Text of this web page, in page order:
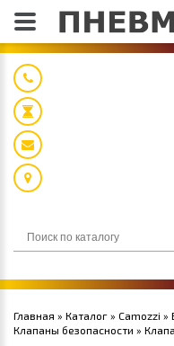
Главная » Каталог » Camozzi »
Клапаны безопасности »